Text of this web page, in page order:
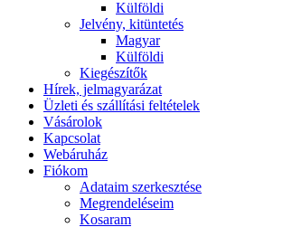
Külföldi
Jelvény, kitüntetés
Magyar
Külföldi
Kiegészítők
Hírek, jelmagyarázat
Üzleti és szállítási feltételek
Vásárolok
Kapcsolat
Webáruház
Fiókom
Adataim szerkesztése
Megrendeléseim
Kosaram